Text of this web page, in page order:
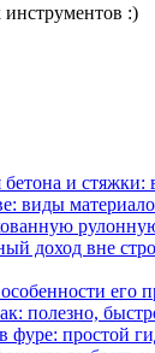
:)
и
виды
доход вне
его
полезно,
фуре: простой